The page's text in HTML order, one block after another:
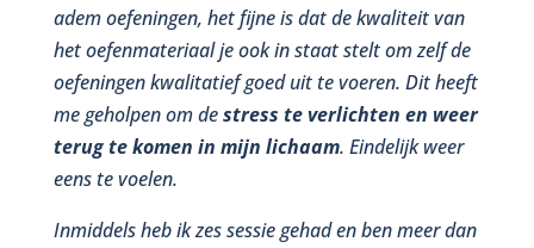
adem oefeningen, het fijne is dat de kwaliteit van
het oefenmateriaal je ook in staat stelt om zelf de
oefeningen kwalitatief goed uit te voeren. Dit heeft
me geholpen om destress te verlichten en weer
terug te komen in mijn lichaam. Eindelijk weer
eens te voelen.
Inmiddels heb ik zes sessie gehad en ben meer dan